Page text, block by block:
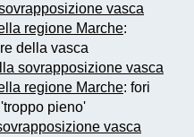
vasca
regione Marche:
della vasca
sovrapposizione vasca
regione Marche: fori
pieno'
vasca